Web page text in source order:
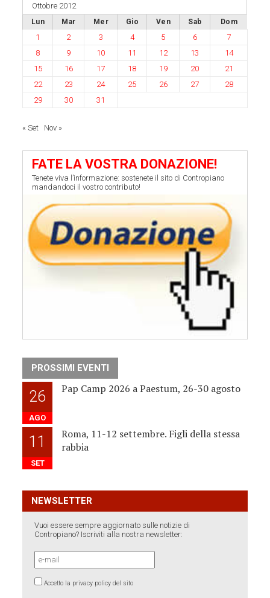
Ottobre 2012
Lun Mar Mer Gio Ven Sab Dom
1 2 3 4 5 6
7
8
9 10 11 12 13
14
15
16 17 18 19 20
21
22
23 24 25 26 27
28
29
30 31
« Set Nov »
FATE LA VOSTRA DONAZIONE!
Tenete viva l’informazione: sostenete il sito di Contropiano
mandandoci il vostro contributo!
PROSSIMI EVENTI
26
AGO
Pap Camp 2026 a Paestum, 26-30 agosto
11
SET
Roma, 11-12 settembre. Figli della stessa
rabbia
NEWSLETTER
Vuoi essere sempre aggiornato sulle notizie di
Contropiano? Iscriviti alla nostra newsletter:
Accetto la privacy policy del sito